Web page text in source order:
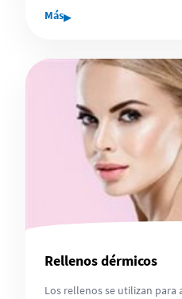
Más▸
Rellenos dérmicos
Los rellenos se utilizan